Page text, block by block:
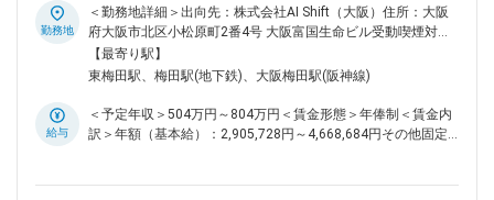
暇、家賃補助や福利厚生も充実しています。 ■想定されるキャ
リアパス 立ち上げメンバーから早期にリーダー、マネージャ
ー、事業責任者などへのキャリアアップの機会が豊富です。 ■
企業の特徴/魅力 21世紀を代表する会社を目指し、インターネ
ット広告・DX事業で業界を牽引。新たな市場創造を通じて社
会へインパクトを与えています。 変更の範囲：会社の定める
業務
業務改革案件における戦略策定やAIエージェント構築のプロジ
ェクトマネジメントをリードするカスタマーサクセスをお任せ
します。 ▼具体的な業務の流れ・内容 具体的には、ご経験や
スキルに応じて下記の業務をお任せします。 ▼戦略策定 ・お
活用ユースケースの提言、要件定義 ▼精度検証・要件定義フ
ェーズ ・簡易な環境で実装、精度検証 ・システム要件定義 ・
計画/改修計画の策定 ・ロードマップの策定など ■環境につい
勤務地
＜勤務地詳細＞出向先：株式会社AI Shift（大阪）住所：大阪
府大阪市北区小松原町2番4号 大阪富国生命ビル受動喫煙対
策：屋内全面禁煙変更の範囲：会社の定める事業所（リモート
ワーク含む）
【最寄り駅】
東梅田駅、梅田駅(地下鉄)、大阪梅田駅(阪神線)
給与
＜予定年収＞504万円～804万円＜賃金形態＞年俸制＜賃金内
訳＞年額（基本給）：2,905,728円～4,668,684円その他固定